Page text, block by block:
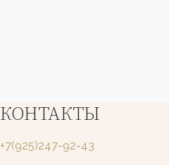
КОНТАКТЫ
+7(925)247-92-43